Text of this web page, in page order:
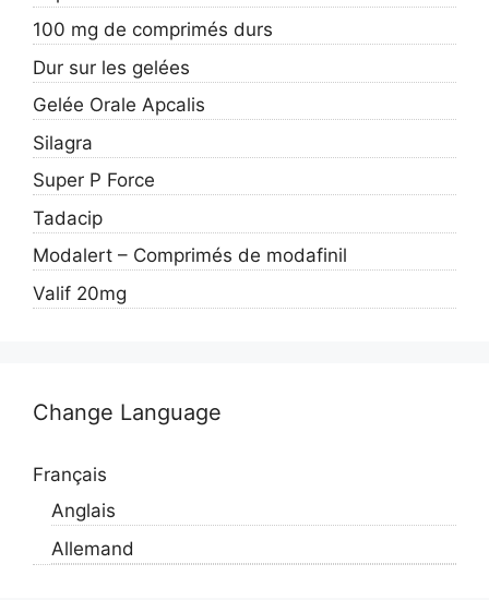
100 mg de comprimés durs
Dur sur les gelées
Gelée Orale Apcalis
Silagra
Super P Force
Tadacip
Modalert – Comprimés de modafinil
Valif 20mg
Change Language
Français
Anglais
Allemand